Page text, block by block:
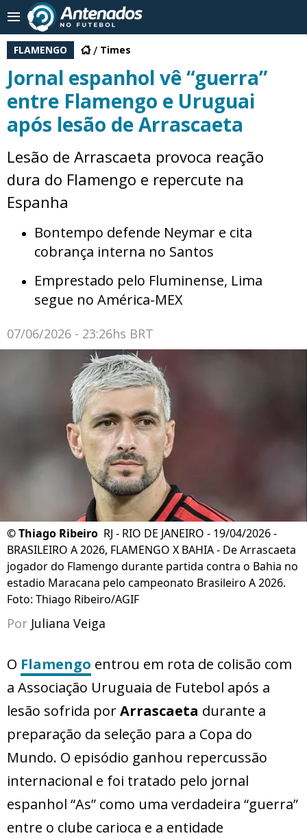
FLAMENGO Times
Jornal espanhol vê “guerra”
entre Flamengo e Uruguai
após lesão de Arrascaeta
Lesão de Arrascaeta provoca reação
dura do Flamengo e repercute na
Espanha
Bontempo defende Neymar e cita
cobrança interna no Santos
Emprestado pelo Fluminense, Lima
segue no América-MEX
07/06/2026 - 23:26hs BRT
©Thiago Ribeiro RJ - RIO DE JANEIRO - 19/04/2026 -
BRASILEIRO A 2026, FLAMENGO X BAHIA - De Arrascaeta
jogador do Flamengo durante partida contra o Bahia no
estadio Maracana pelo campeonato Brasileiro A 2026.
Foto: Thiago Ribeiro/AGIF
Por Juliana Veiga
O Flamengo entrou em rota de colisão com
a Associação Uruguaia de Futebol após a
lesão sofrida porArrascaeta durante a
preparação da seleção para a Copa do
Mundo. O episódio ganhou repercussão
internacional e foi tratado pelo jornal
espanhol “As” como uma verdadeira “guerra”
entre o clube carioca e a entidade